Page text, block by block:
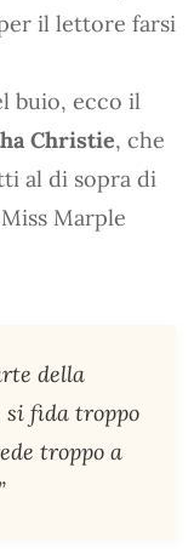
il lettore farsi
buio, ecco il
Christie, che
al di sopra di
Marple
della
si fida troppo
troppo a